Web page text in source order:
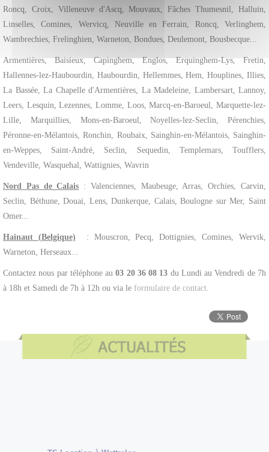
Roncq, Croix, Villeneuve d'Ascq, Mouvaux, Fâches Thumesnil, Halluin,
Linselles, Comines, Wervicq, Neuville en Ferrain, Roncq, Verlinghem,
Wambrechies, Frelinghien, Warneton, Bondues, Deulemont, Bousbecque...
Armentières, Baisieux, Capinghem, Englos, Erquinghem-Lys, Fretin,
Hallennes-lez-Haubourdin, Haubourdin, Hellemmes, Hem, Houplines, Illies,
La Bassée, La Chapelle d'Armentières, La Madeleine, Lambersart, Lannoy,
Leers, Lesquin, Lezennes, Lomme, Loos, Marcq-en-Baroeul, Marquette-lez-
Lille, Marquillies, Mons-en-Baroeul, Noyelles-lez-Seclin, Pérenchies,
Péronne-en-Mélantois, Ronchin, Roubaix, Sainghin-en-Mélantois, Sainghin-
en-Weppes, Saint-André, Seclin, Sequedin, Templemars, Toufflers,
Vendeville, Wasquehal, Wattignies, Wavrin
Nord Pas de Calais : Valenciennes, Maubeuge, Arras, Orchies, Carvin,
Seclin, Béthune, Douai, Lens, Dunkerque, Calais, Boulogne sur Mer, Saint
Omer...
Hainaut (Belgique) : Mouscron, Pecq, Dottignies, Comines, Wervik,
Warneton, Herseaux...
Contactez nous par téléphone au03 20 36 08 13 du Lundi au Vendredi de 7h
à 18h et Samedi de 7h à 12h ou via le formulaire de contact.